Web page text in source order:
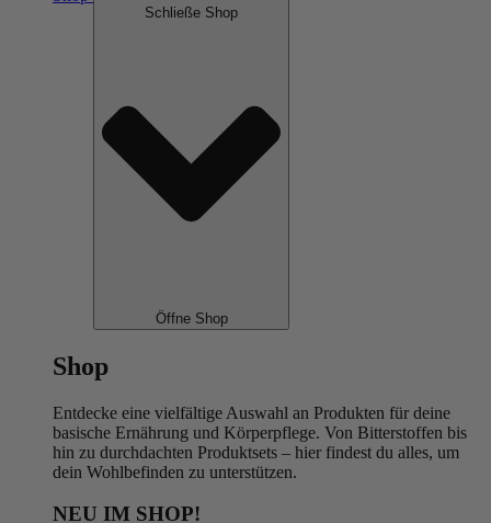
Schließe Shop
Öffne Shop
Shop
Entdecke eine vielfältige Auswahl an Produkten für deine
basische Ernährung und Körperpflege. Von Bitterstoffen bis
hin zu durchdachten Produktsets – hier findest du alles, um
dein Wohlbefinden zu unterstützen.
NEU IM SHOP!